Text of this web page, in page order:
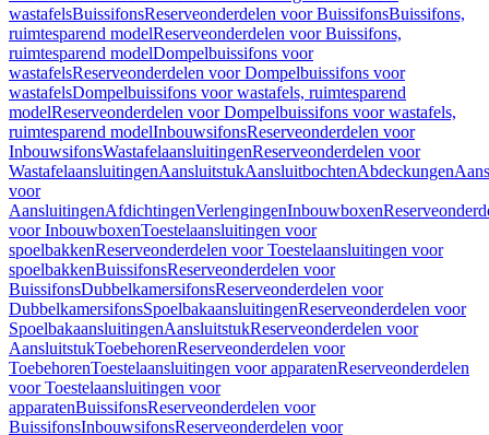
wastafelsBuissifonsReserveonderdelen voor BuissifonsBuissifons,
ruimtesparend modelReserveonderdelen voor Buissifons,
ruimtesparend modelDompelbuissifons voor
wastafelsReserveonderdelen voor Dompelbuissifons voor
wastafelsDompelbuissifons voor wastafels, ruimtesparend
modelReserveonderdelen voor Dompelbuissifons voor wastafels,
ruimtesparend modelInbouwsifonsReserveonderdelen voor
InbouwsifonsWastafelaansluitingenReserveonderdelen voor
WastafelaansluitingenAansluitstukAansluitbochtenAbdeckungen
voor
AansluitingenAfdichtingenVerlengingenInbouwboxen
voor InbouwboxenToestelaansluitingen voor
spoelbakkenReserveonderdelen voor Toestelaansluitingen voor
spoelbakkenBuissifonsReserveonderdelen voor
BuissifonsDubbelkamersifonsReserveonderdelen voor
DubbelkamersifonsSpoelbakaansluitingenReserveonderdelen voor
SpoelbakaansluitingenAansluitstukReserveonderdelen voor
AansluitstukToebehorenReserveonderdelen voor
ToebehorenToestelaansluitingen voor apparatenReserveonderdelen
voor Toestelaansluitingen voor
apparatenBuissifonsReserveonderdelen voor
BuissifonsInbouwsifonsReserveonderdelen voor